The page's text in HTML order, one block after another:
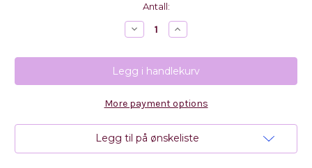
Antall:
Reduser
antall
JEJE
Produkt
-
5
Acetate
A4
(250
Micron)
Øk
antall
JEJE
Produkt
-
5
Acetate
A4
(250
Micron)
More payment options
Legg til på ønskeliste